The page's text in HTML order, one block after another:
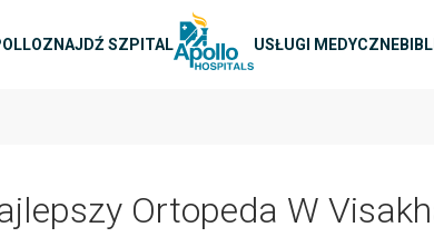
nawigacja
ZNAJDŹ SZPITAL USŁUGI MEDYCZNE
Ortopeda W